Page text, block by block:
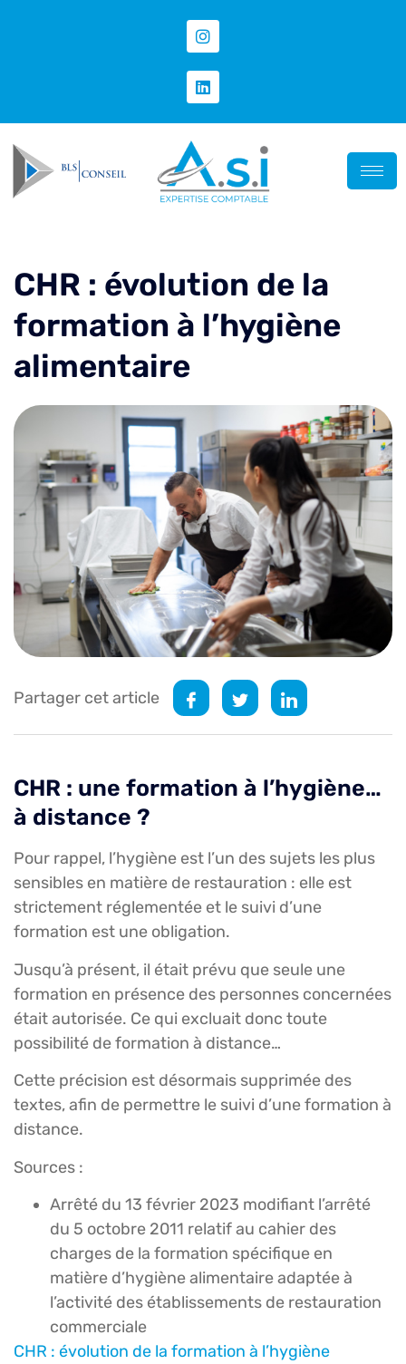
CHR : évolution de la
formation à l’hygiène
alimentaire
Partager cet article
CHR : une formation à l’hygiène…
à distance ?
Pour rappel, l’hygiène est l’un des sujets les plus
sensibles en matière de restauration : elle est
strictement réglementée et le suivi d’une
formation est une obligation.
Jusqu’à présent, il était prévu que seule une
formation en présence des personnes concernées
était autorisée. Ce qui excluait donc toute
possibilité de formation à distance…
Cette précision est désormais supprimée des
textes, afin de permettre le suivi d’une formation à
distance.
Sources :
Arrêté du 13 février 2023 modifiant l’arrêté
du 5 octobre 2011 relatif au cahier des
charges de la formation spécifique en
matière d’hygiène alimentaire adaptée à
l’activité des établissements de restauration
commerciale
CHR : évolution de la formation à l’hygiène